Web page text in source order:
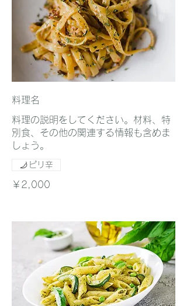
料理名
料理の説明をしてください。材料、特
別食、その他の関連する情報も含めま
しょう。
￥2,000
ピリ辛